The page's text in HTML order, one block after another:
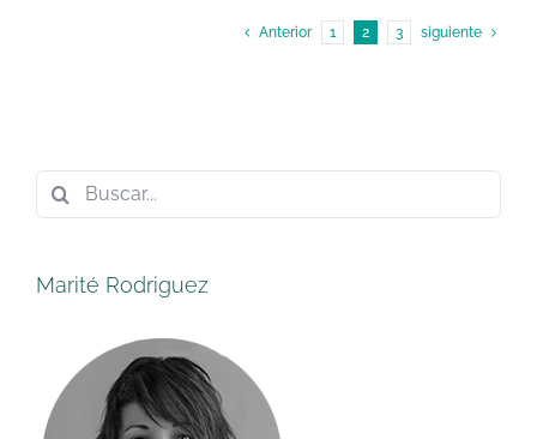
Anterior 1 2 3 siguiente
Buscar:
Marité Rodriguez